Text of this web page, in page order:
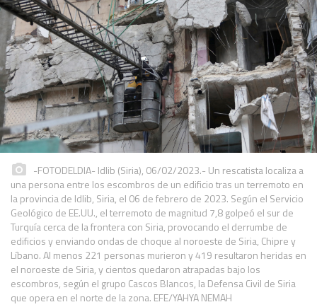
-FOTODELDIA- Idlib (Siria), 06/02/2023.- Un rescatista localiza a
una persona entre los escombros de un edificio tras un terremoto en
la provincia de Idlib, Siria, el 06 de febrero de 2023. Según el Servicio
Geológico de EE.UU., el terremoto de magnitud 7,8 golpeó el sur de
Turquía cerca de la frontera con Siria, provocando el derrumbe de
edificios y enviando ondas de choque al noroeste de Siria, Chipre y
Líbano. Al menos 221 personas murieron y 419 resultaron heridas en
el noroeste de Siria, y cientos quedaron atrapadas bajo los
escombros, según el grupo Cascos Blancos, la Defensa Civil de Siria
que opera en el norte de la zona. EFE/YAHYA NEMAH